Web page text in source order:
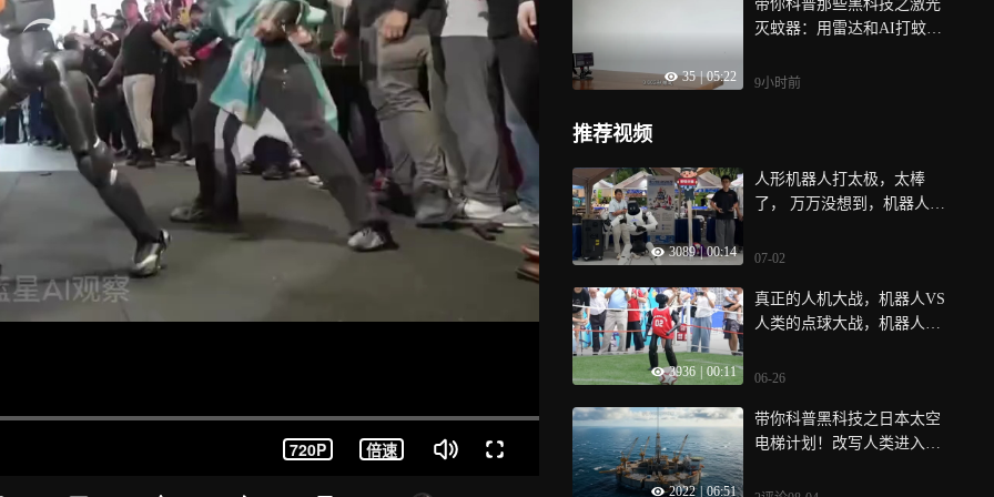
720P 倍速
35 | 05:22
带你科普那些黑科技之激光
灭蚊器：用雷达和AI打蚊子
9小时前
推荐视频
3089 | 00:14
人形机器人打太极，太棒
了， 万万没想到，机器人练
韵味十足，科技和老祖宗的
07-02
3936 00:11
真正的人机大战，机器人VS
人类的点球大战，机器人竟
06-26
2022 06:51
带你科普黑科技之日本太空
电梯计划！改写人类进入太